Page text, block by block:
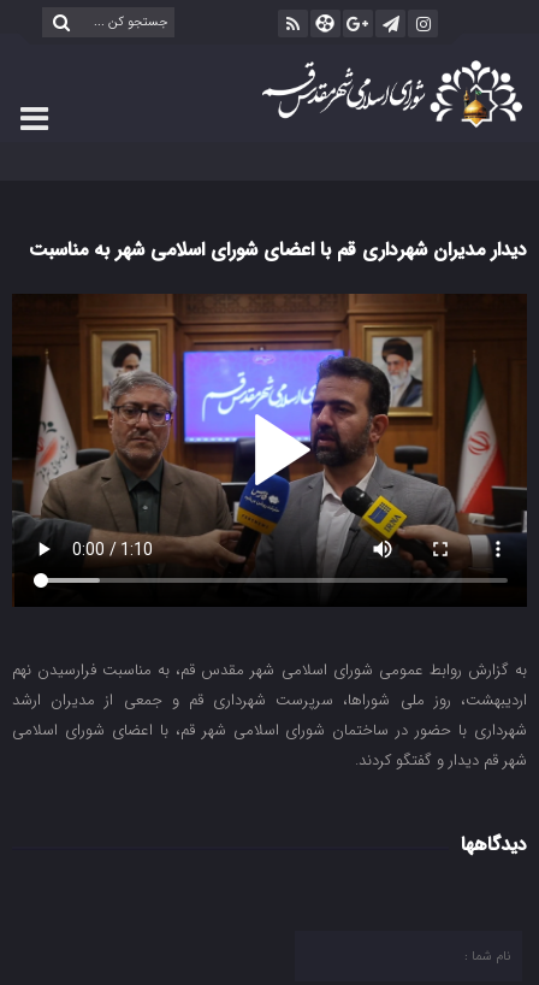
دیدار مدیران شهرداری قم با اعضای شورای اسلامی شهر به مناسبت
به گزارش روابط عمومی شورای اسلامی شهر مقدس قم، به مناسبت فرارسیدن نهم
اردیبهشت، روز ملی شوراها، سرپرست شهرداری قم و جمعی از مدیران ارشد
شهرداری با حضور در ساختمان شورای اسلامی شهر قم، با اعضای شورای اسلامی
شهر قم دیدار و گفتگو کردند.
دیدگاهها